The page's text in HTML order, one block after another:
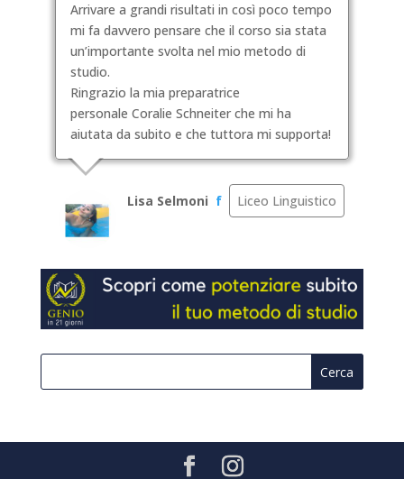
Arrivare a grandi risultati in così poco tempo
mi fa davvero pensare che il corso sia stata
un’importante svolta nel mio metodo di
studio.
Ringrazio la mia preparatrice
personale Coralie Schneiter che mi ha
aiutata da subito e che tuttora mi supporta!
Lisa Selmoni f Liceo Linguistico